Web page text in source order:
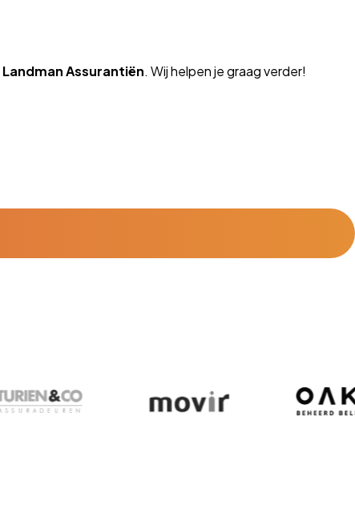
Landman Assurantiën. Wij helpen je graag verder!